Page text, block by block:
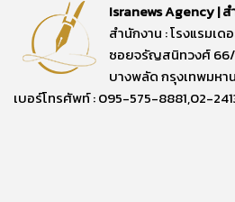
Isranews Agency |
สำนักงาน : โรงแรมเด
ซอยจรัญสนิทวงศ์ 66/
บางพลัด กรุงเทพมหา
เบอร์โทรศัพท์ : 095-575-8881,02-